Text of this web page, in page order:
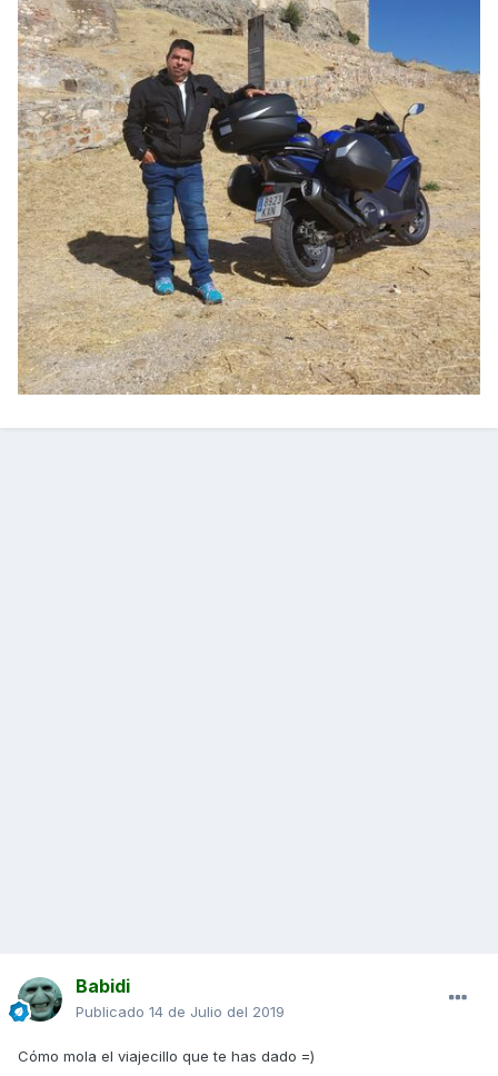
Babidi
Publicado 14 de Julio del 2019
Cómo mola el viajecillo que te has dado =)